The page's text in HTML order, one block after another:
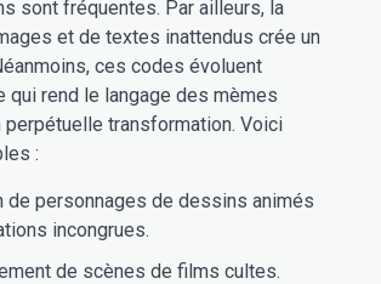
sont fréquentes. Par ailleurs, la
et de textes inattendus crée un
ces codes évoluent
qui rend le langage des mèmes
perpétuelle transformation. Voici
:
de personnages de dessins animés
incongrues.
de scènes de films cultes.